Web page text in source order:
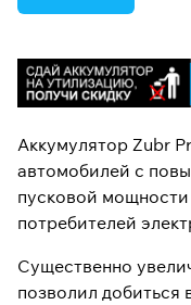
Аккумулятор Zubr
автомобилей с
пусковой
потребителей
Существенно
позволил добиться